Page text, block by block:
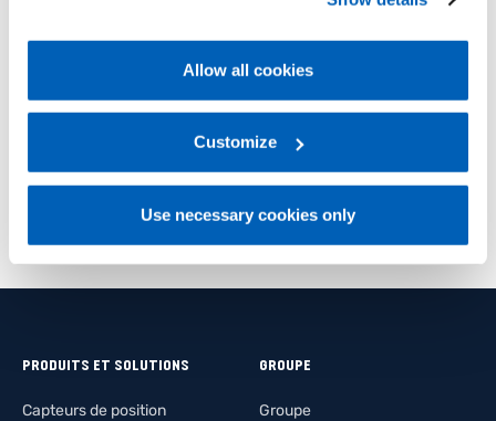
Gefran - Cookie
policy.
regarding processing of personal data, at the following
Gefran - Privacy Policy.
Allow all cookies
Customize
Use necessary cookies only
Adaptés au secteur de transformation des polymères plastiques.
AFFICHER LES PRODUITS
PRODUITS ET SOLUTIONS
Capteurs de position
GROUPE
Groupe